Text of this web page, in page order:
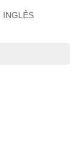
INGLÊS